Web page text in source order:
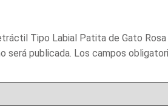
Tipo Labial Patita de Gato Rosa
será publicada. Los campos